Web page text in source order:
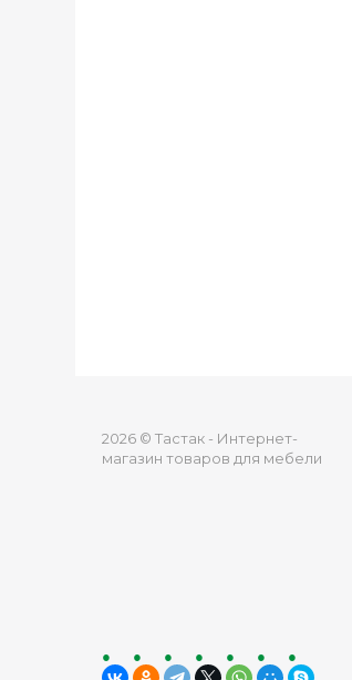
2026 © Тастак - Интернет-
магазин товаров для мебели